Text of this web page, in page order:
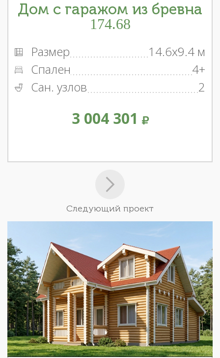
Дом с гаражом из бревна
174.68
Размер
14.6x9.4 м
Спален
4+
Сан. узлов
2
3 004 301
Следующий проект